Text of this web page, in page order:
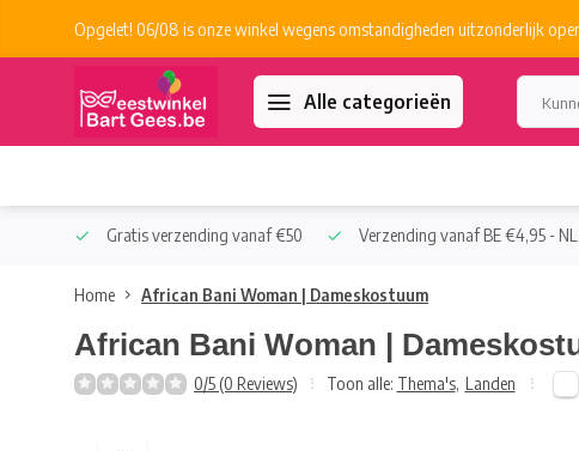
Opgelet! 06/08 is onze winkel wegens omstandigheden uitzonderlijk
Alle categorieën
Gratis verzending vanaf €50 Verzending vanaf BE €4,95 -
Home African Bani Woman | Dameskostuum
African Bani Woman |
0/5 (0 Reviews) Toon alle: Thema's, Landen